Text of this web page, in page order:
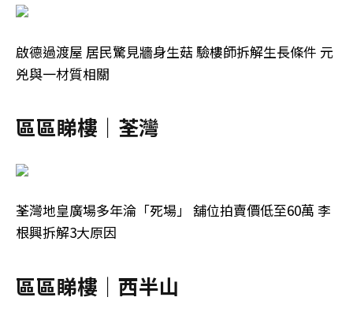
啟德過渡屋 居民驚見牆身生菇 驗樓師拆解生長條件 元
兇與一材質相關
區區睇樓｜荃灣
荃灣地皇廣場多年淪「死場」 舖位拍賣價低至60萬 李
根興拆解3大原因
區區睇樓｜西半山